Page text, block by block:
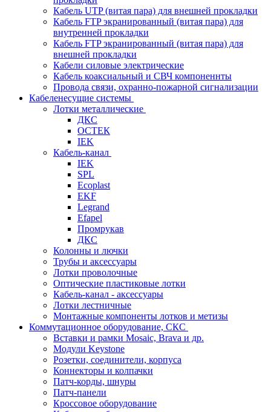
Кабель UTP (витая пара) для внешней прокладки
Кабель FTP экранированный (витая пара) для
внутренней прокладки
Кабель FTP экранированный (витая пара) для
внешней прокладки
Кабели силовые электрические
Кабель коаксиальный и СВЧ компоненнты
Провода связи, охранно-пожарной сигнализации
Кабеленесущие системы
Лотки металлические
ДКС
ОСТЕК
IEK
Кабель-канал
IEK
SPL
Ecoplast
EKF
Legrand
Efapel
Промрукав
ДКС
Колонны и лючки
Трубы и аксессуары
Лотки проволочные
Оптические пластиковые лотки
Кабель-канал - аксессуары
Лотки лестничные
Монтажные компоненты лотков и метизы
Коммутационное оборудование, СКС
Вставки и рамки Mosaic, Brava и др.
Модули Keystone
Розетки, соединители, корпуса
Коннекторы и колпачки
Патч-корды, шнуры
Патч-панели
Кроссовое оборудование